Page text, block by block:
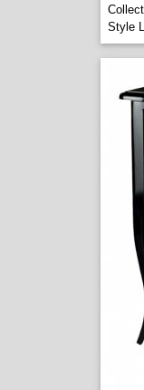
Style